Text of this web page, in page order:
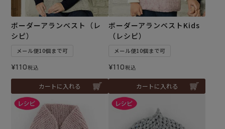
ボーダーアランベスト（レ
シピ）
メール便10個まで可
¥110税込
カートに入れる
ボーダーアランベストKids
（レシピ）
メール便10個まで可
¥110税込
カートに入れる